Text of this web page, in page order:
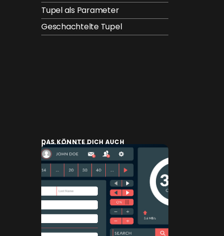
Tupel als Parameter
Geschachtelte Tupel
DAS KÖNNTE DICH AUCH
INTERESSIEREN: